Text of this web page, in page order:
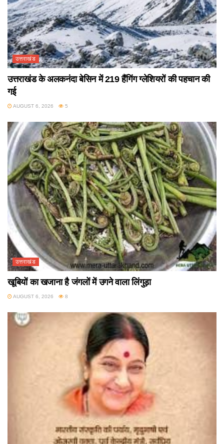
उत्तराखंड
उत्तराखंड के अलकनंदा बेसिन में 219 हैंगिंग ग्लेशियरों की पहचान की
गई
AUGUST 6, 2026 5
उत्तराखंड
खूबियों का खजाना है जंगलों में उगने वाला लिंगुड़ा
AUGUST 6, 2026 8